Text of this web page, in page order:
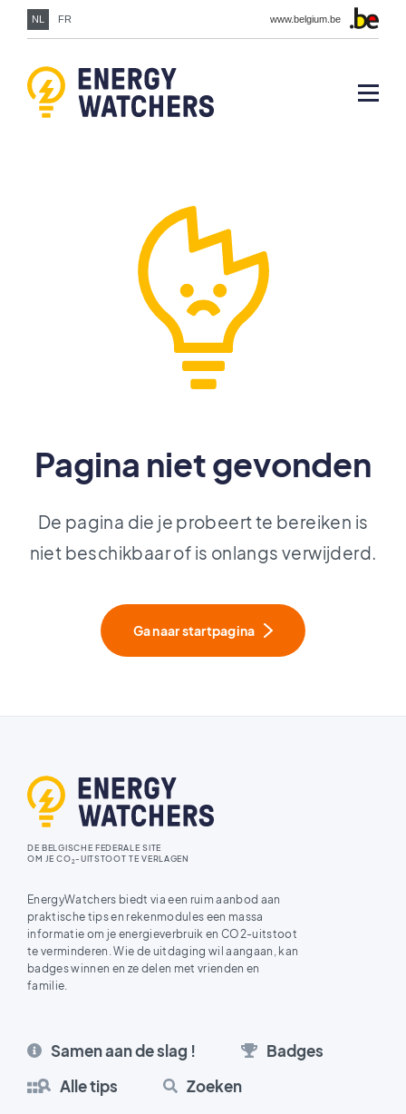
NL FR www.belgium.be
Pagina niet gevonden
De pagina die je probeert te bereiken is
niet beschikbaar of is onlangs verwijderd.
Ga naar startpagina
DE BELGISCHE FEDERALE SITE
OM JE CO2-UITSTOOT TE VERLAGEN
EnergyWatchers biedt via een ruim aanbod aan
praktische tips en rekenmodules een massa
informatie om je energieverbruik en CO2-uitstoot
te verminderen. Wie de uitdaging wil aangaan, kan
badges winnen en ze delen met vrienden en
familie.
Samen aan de slag !
Badges
Alle tips
Zoeken